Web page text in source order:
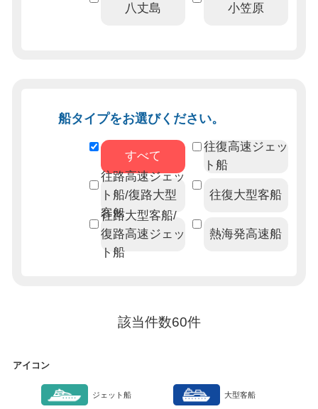
八丈島 小笠原
船タイプをお選びください。
すべて
往復高速ジェッ
ト船
往路高速ジェッ
ト船/復路大型
客船
往復大型客船
往路大型客船/
復路高速ジェッ
ト船
熱海発高速船
該当件数60件
アイコン
ジェット船 大型客船